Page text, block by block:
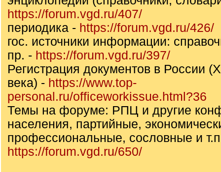
https://forum.vgd.ru/407/
периодика - https://forum.vgd.ru/426/
гос. источники информации:
пр. - https://forum.vgd.ru/397/
Регистрация документов в России
века) - https://www.top-
personal.ru/officeworkissue.html?36
Темы на форуме: РПЦ и другие
населения, партийные,
профессиональные, сословные и
https://forum.vgd.ru/650/